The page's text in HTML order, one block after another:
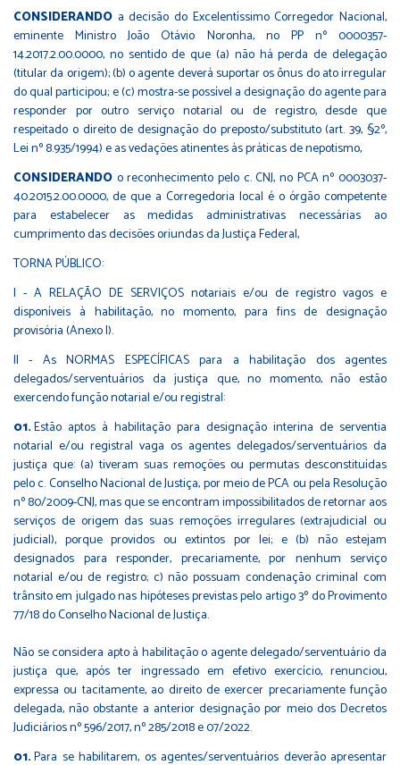
CONSIDERANDO a decisão do Excelentíssimo Corregedor Nacional,
eminente Ministro João Otávio Noronha, no PP nº 0000357-
14.2017.2.00.0000, no sentido de que (a) não há perda de delegação
(titular da origem); (b) o agente deverá suportar os ônus do ato irregular
do qual participou; e (c) mostra-se possível a designação do agente para
responder por outro serviço notarial ou de registro, desde que
respeitado o direito de designação do preposto/substituto (art. 39, §2º,
Lei nº 8.935/1994) e as vedações atinentes às práticas de nepotismo,
CONSIDERANDO o reconhecimento pelo c. CNJ, no PCA nº 0003037-
40.2015.2.00.0000, de que a Corregedoria local é o órgão competente
para estabelecer as medidas administrativas necessárias ao
cumprimento das decisões oriundas da Justiça Federal,
TORNA PÚBLICO:
I - A RELAÇÃO DE SERVIÇOS notariais e/ou de registro vagos e
disponíveis à habilitação, no momento, para fins de designação
provisória (Anexo I).
II - As NORMAS ESPECÍFICAS para a habilitação dos agentes
delegados/serventuários da justiça que, no momento, não estão
exercendo função notarial e/ou registral:
Estão aptos à habilitação para designação interina de serventia
notarial e/ou registral vaga os agentes delegados/serventuários da
justiça que: (a) tiveram suas remoções ou permutas desconstituídas
pelo c. Conselho Nacional de Justiça, por meio de PCA ou pela Resolução
nº 80/2009-CNJ, mas que se encontram impossibilitados de retornar aos
serviços de origem das suas remoções irregulares (extrajudicial ou
judicial), porque providos ou extintos por lei; e (b) não estejam
designados para responder, precariamente, por nenhum serviço
notarial e/ou de registro; c) não possuam condenação criminal com
trânsito em julgado nas hipóteses previstas pelo artigo 3º do Provimento
77/18 do Conselho Nacional de Justiça.
Não se considera apto à habilitação o agente delegado/serventuário da
justiça que, após ter ingressado em efetivo exercício, renunciou,
expressa ou tacitamente, ao direito de exercer precariamente função
delegada, não obstante a anterior designação por meio dos Decretos
Judiciários nº 596/2017, nº 285/2018 e 07/2022.
Para se habilitarem, os agentes/serventuários deverão apresentar